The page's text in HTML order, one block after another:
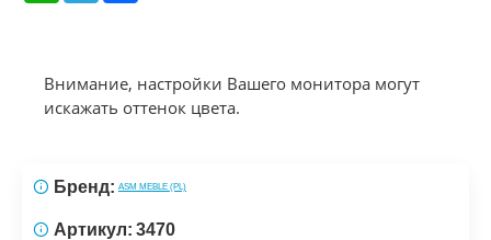
Внимание, настройки Вашего монитора могут
искажать оттенок цвета.
Бренд: ASM MEBLE (PL)
Артикул: 3470